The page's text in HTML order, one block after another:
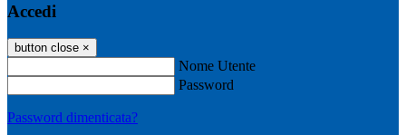
Accedi
button close ×
Nome Utente
Password
Password dimenticata?